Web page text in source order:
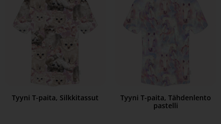
Tyyni T-paita, Silkkitassut
Tyyni T-paita, Tähdenlento
pastelli